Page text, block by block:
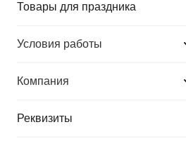
Товары для праздника
Условия работы
Компания
Реквизиты
Р ФИГУРА
присутствует